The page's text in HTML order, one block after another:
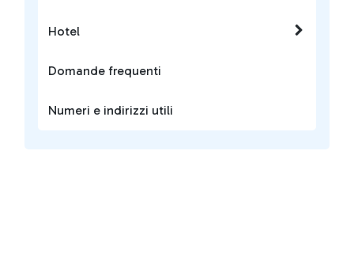
Hotel
Domande frequenti
Numeri e indirizzi utili